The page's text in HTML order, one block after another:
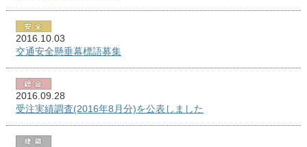
2016.10.03
交通安全懸垂幕標語募集
2016.09.28
受注実績調査(2016年8月分)を公表しました